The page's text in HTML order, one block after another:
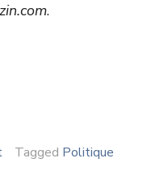
.
Tagged Politique